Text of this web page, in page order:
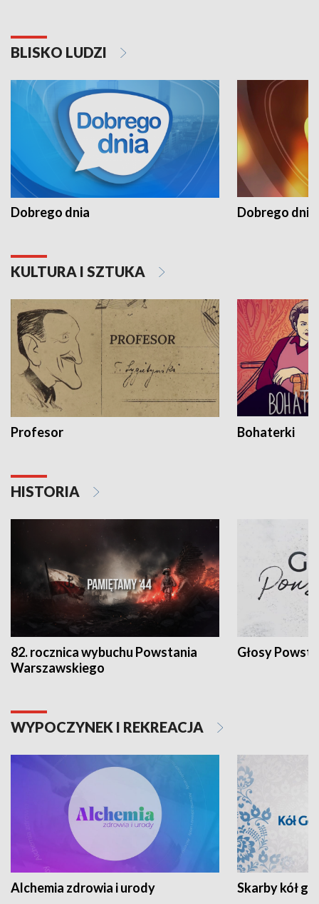
BLISKO LUDZI
Dobrego dnia Dobrego dnia
KULTURA I SZTUKA
Profesor Bohaterki
HISTORIA
82. rocznica wybuchu Powstania
Warszawskiego
Głosy
WYPOCZYNEK I REKREACJA
Alchemia zdrowia i urody Skarby kół